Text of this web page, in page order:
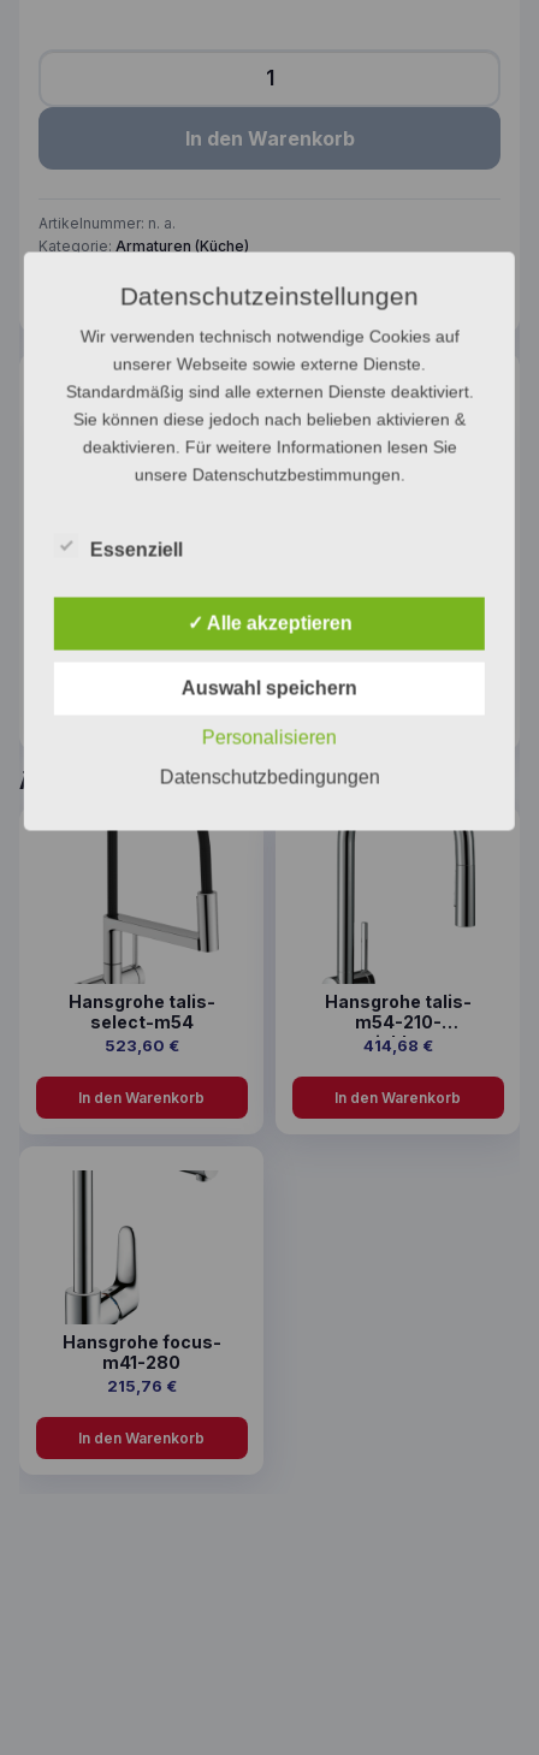
Grohe Blue Home Starter Kit (Wassersprudeler)
In den Warenkorb
Artikelnummer: n. a.
Kategorie: Armaturen (Küche)
Beschreibung Zusätzliche Informationen
Beschreibung
mit Filterfunktion / C-Auslauf / Drucktasten für 3 gefilterte
Wasserführung für gefiltertes und ungefiltertes Wasser /
Überwachung von Verbrauchsdaten, Filter- bzw. CO2-
WIFI Datenkommunikation / GROHE Blue Filter S-Size /
Ähnliche Produkte
Hansgrohe talis-
select-m54
523,60 €
In den Warenkorb
Hansgrohe talis-
m54-210-
ausziehbrause
414,68 €
In den Warenkorb
Hansgrohe focus-
m41-280
215,76 €
In den Warenkorb
Datenschutzeinstellungen
Wir verwenden technisch notwendige Cookies auf
unserer Webseite sowie externe Dienste.
Standardmäßig sind alle externen Dienste deaktiviert.
Sie können diese jedoch nach belieben aktivieren &
deaktivieren. Für weitere Informationen lesen Sie
unsere Datenschutzbestimmungen.
Essenziell
✓ Alle akzeptieren
Auswahl speichern
Personalisieren
Datenschutzbedingungen